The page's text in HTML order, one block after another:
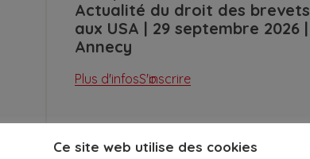
Actualité du droit des brevets
aux USA | 29 septembre 2026 |
Annecy
Plus d'infosS'inscrire
Ce site web utilise des cookies